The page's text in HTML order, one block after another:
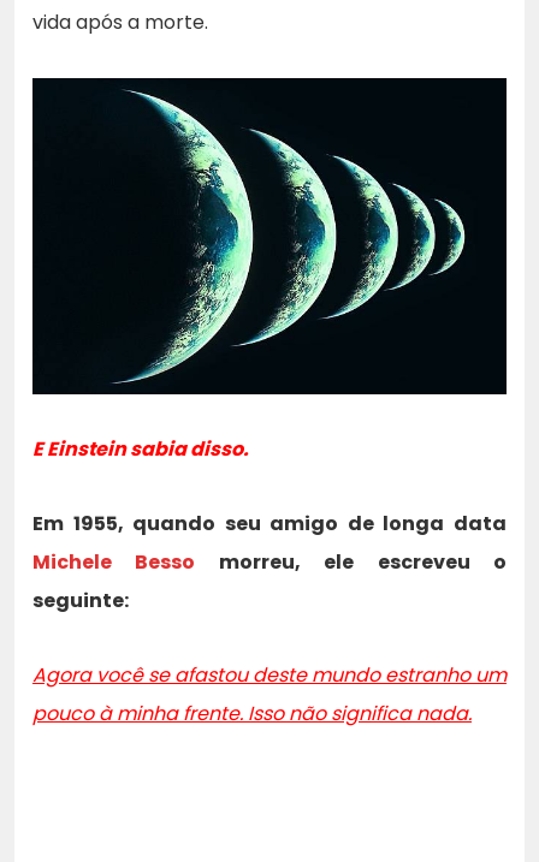
vida após a morte.
E Einstein sabia disso.
Em 1955, quando seu amigo de longa data
Michele Besso morreu, ele escreveu o
seguinte:
Agora você se afastou deste mundo estranho um
pouco à minha frente. Isso não significa nada.